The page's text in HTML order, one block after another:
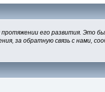
его развития. Это
за обратную связь с нами,